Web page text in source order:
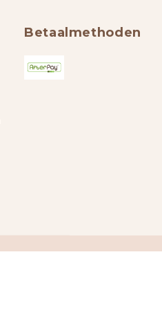
Betaalmethoden